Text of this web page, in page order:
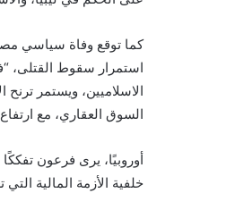
كما توقع وفاة سياسي
استمرار سقوط القتلى،
الاسلاميين، ويستمر ترنح
السوق العقاري، مع
أوروبيًا، يرى فرعون
خلفية الأزمة المالية